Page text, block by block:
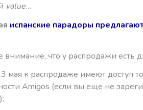
value…
испанские парадоры
внимание, что у распродажи есть
мая к распродаже имеют доступ
Amigos (если вы еще не
);